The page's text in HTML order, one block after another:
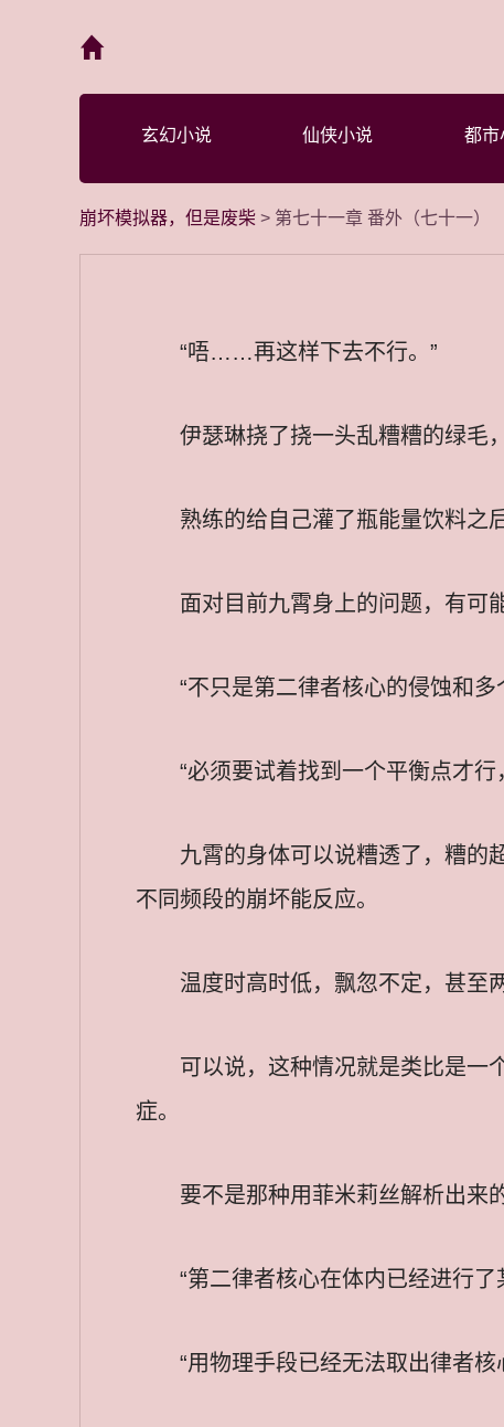
玄幻小说 仙侠小说 都市
崩坏模拟器，但是废柴 > 第七十一章 番外（七十一）
“唔……再这样下去不行。”
伊瑟琳挠了挠一头乱糟糟的绿毛
熟练的给自己灌了瓶能量饮料之
面对目前九霄身上的问题，有可
“不只是第二律者核心的侵蚀和
“必须要试着找到一个平衡点才
九霄的身体可以说糟透了，糟的
不同频段的崩坏能反应。
温度时高时低，飘忽不定，甚至
可以说，这种情况就是类比是一
症。
要不是那种用菲米莉丝解析出来
“第二律者核心在体内已经进行
“用物理手段已经无法取出律者